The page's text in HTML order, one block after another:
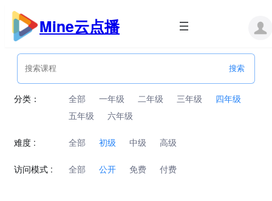
跳
内
Mine云点播
分类： 全部 一年级 二年级 三年级
四年级
五年级
六年级
难度 : 全部 初级 中级 高级
访问模式 : 全部 公开 免费 付费